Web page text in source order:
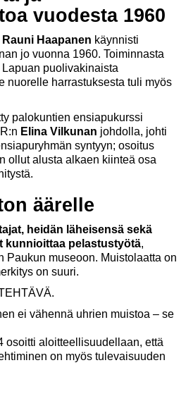
vuodesta 1960
Rauni Haapanen käynnisti
jo vuonna 1960. Toiminnasta
puolivakinaista
nuorelle harrastuksesta tuli myös
palokuntien ensiapukurssi
Elina Vilkunan johdolla, johti
syntyyn; osoitus
ollut alusta alkaen kiinteä osa
äärelle
heidän läheisensä sekä
kunnioittaa pelastustyötä,
Paukun museoon. Muistolaatta on
on suuri.
ei vähennä uhrien muistoa – se
osoitti aloitteellisuudellaan, että
on myös tulevaisuuden